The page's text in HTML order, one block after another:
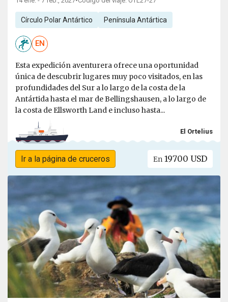
Círculo Polar Antártico Península Antártica
EN
Esta expedición aventurera ofrece una oportunidad
única de descubrir lugares muy poco visitados, en las
profundidades del Sur a lo largo de la costa de la
Antártida hasta el mar de Bellingshausen, a lo largo de
la costa de Ellsworth Land e incluso hasta...
El Ortelius
Ir a la página de cruceros En 19700 USD